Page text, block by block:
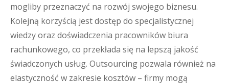
mogliby przeznaczyć na rozwój swojego biznesu.
Kolejną korzyścią jest dostęp do specjalistycznej
wiedzy oraz doświadczenia pracowników biura
rachunkowego, co przekłada się na lepszą jakość
świadczonych usług. Outsourcing pozwala również na
elastyczność w zakresie kosztów – firmy mogą